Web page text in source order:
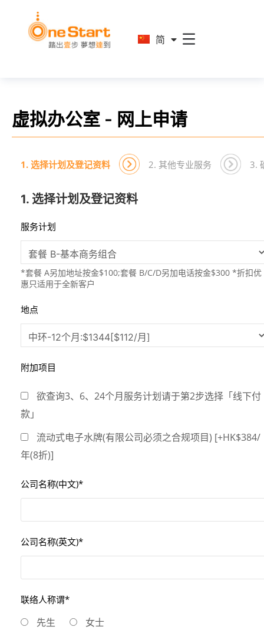
简
繁
虚拟办公室 - 网上申请
1. 选择计划及登记资料 2. 其他专业服务 3.
1. 选择计划及登记资料
服务计划
*套餐 A另加地址按金$100;套餐 B/C/D另加电话按金$300 *折扣优
惠只适用于全新客户
地点
附加项目
欲查询3、6、24个月服务计划请于第2步选择「线下付
款」
流动式电子水牌(有限公司必须之合规项目) [+HK$384/
年(8折)]
公司名称(中文)*
公司名称(英文)*
联络人称谓*
先生 女士